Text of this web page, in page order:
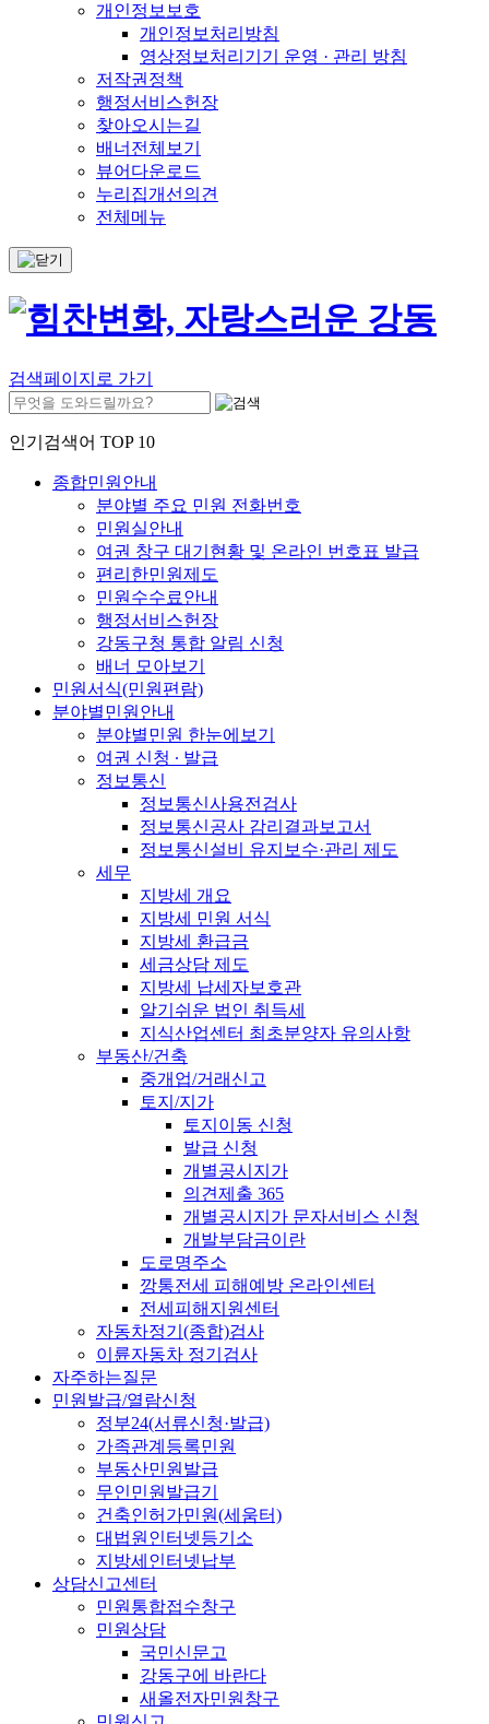
개인정보보호
개인정보처리방침
영상정보처리기기 운영 · 관리 방침
저작권정책
행정서비스헌장
찾아오시는길
배너전체보기
뷰어다운로드
누리집개선의견
전체메뉴
검색페이지로 가기
인기검색어 TOP 10
종합민원안내
분야별 주요 민원 전화번호
민원실안내
여권 창구 대기현황 및 온라인 번호표 발급
편리한민원제도
민원수수료안내
행정서비스헌장
강동구청 통합 알림 신청
배너 모아보기
민원서식(민원편람)
분야별민원안내
분야별민원 한눈에보기
여권 신청 ∙ 발급
정보통신
정보통신사용전검사
정보통신공사 감리결과보고서
정보통신설비 유지보수·관리 제도
세무
지방세 개요
지방세 민원 서식
지방세 환급금
세금상담 제도
지방세 납세자보호관
알기쉬운 법인 취득세
지식산업센터 최초분양자 유의사항
부동산/건축
중개업/거래신고
토지/지가
토지이동 신청
발급 신청
개별공시지가
의견제출 365
개별공시지가 문자서비스 신청
개발부담금이란
도로명주소
깡통전세 피해예방 온라인센터
전세피해지원센터
자동차정기(종합)검사
이륜자동차 정기검사
자주하는질문
민원발급/열람신청
정부24(서류신청·발급)
가족관계등록민원
부동산민원발급
무인민원발급기
건축인허가민원(세움터)
대법원인터넷등기소
지방세인터넷납부
상담신고센터
민원통합접수창구
민원상담
국민신문고
강동구에 바란다
새올전자민원창구